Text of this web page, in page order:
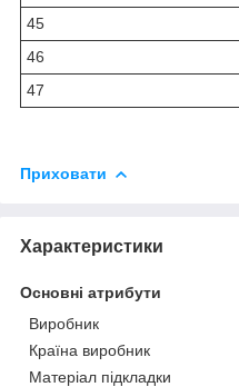
45
46
47
Приховати
Характеристики
Основні атрибути
Виробник
Країна виробник
Матеріал підкладки